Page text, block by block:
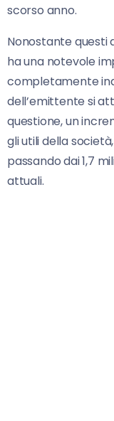
scorso anno.
Nonostante questi
ha una notevole
completamente
dell’emittente si
questione, un
gli utili della
passando dai 1,7
attuali.